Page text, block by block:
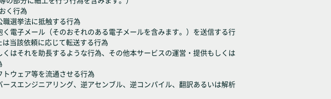
く行為
選挙法に抵触する行為
電子メール（そのおそれのある電子メールを含みます。）を送信する行
当該依頼に応じて転送する行為
はそれを助長するような行為、その他本サービスの運営・提供もしくは
ウェア等を流通させる行為
スエンジニアリング、逆アセンブル、逆コンパイル、翻訳あるいは解析